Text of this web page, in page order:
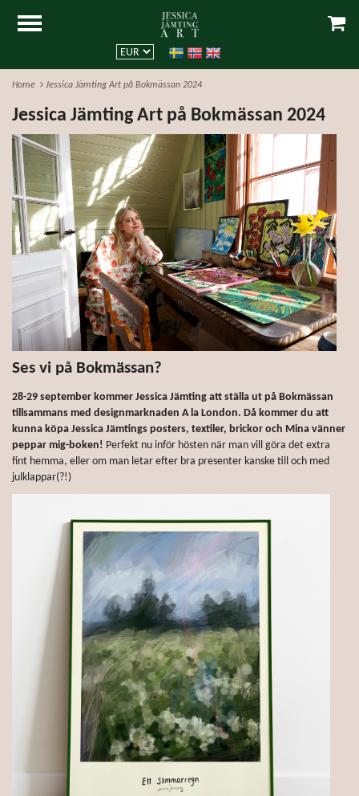
Home Jessica Jämting Art på Bokmässan 2024
Jessica Jämting Art på Bokmässan 2024
Ses vi på Bokmässan?
28-29 september kommer Jessica Jämting att ställa ut på Bokmässan
tillsammans med designmarknaden A la London. Då kommer du att
kunna köpa Jessica Jämtings posters, textiler, brickor och Mina vänner
peppar mig-boken! Perfekt nu inför hösten när man vill göra det extra
fint hemma, eller om man letar efter bra presenter kanske till och med
julklappar(?!)